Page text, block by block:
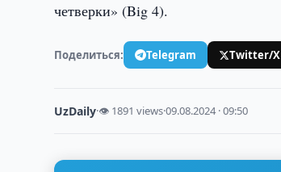
четверки» (Big 4).
Поделиться: Telegram Twitter/X
UzDaily·👁 1891 views·09.08.2024 · 09:50